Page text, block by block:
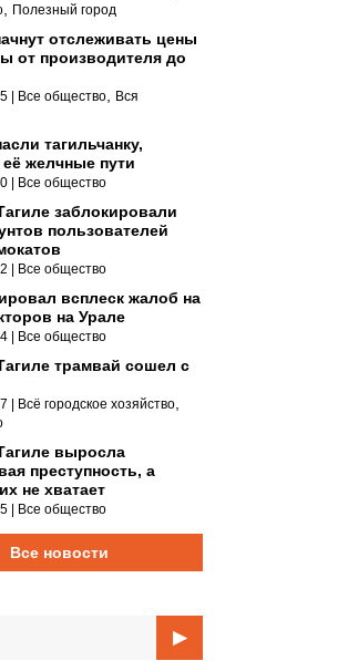
Полезный город
отслеживать цены
от производителя до
| Все общество
Вся
тагильчанку,
желчные пути
| Все общество
заблокировали
пользователей
| Все общество
всплеск жалоб на
на Урале
| Все общество
трамвай сошел с
| Всё городское хозяйство
выросла
преступность, а
не хватает
| Все общество
Все новости